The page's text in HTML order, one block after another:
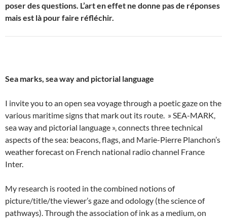
poser des questions. L’art en effet ne donne pas de réponses
mais est là pour faire réfléchir.
Sea marks, sea way and pictorial language
I invite you to an open sea voyage through a poetic gaze on the
various maritime signs that mark out its route. » SEA-MARK,
sea way and pictorial language », connects three technical
aspects of the sea: beacons, flags, and Marie-Pierre Planchon’s
weather forecast on French national radio channel France
Inter.
My research is rooted in the combined notions of
picture/title/the viewer’s gaze and odology (the science of
pathways). Through the association of ink as a medium, on